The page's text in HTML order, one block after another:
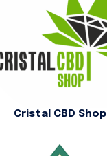
Cristal CBD Shop